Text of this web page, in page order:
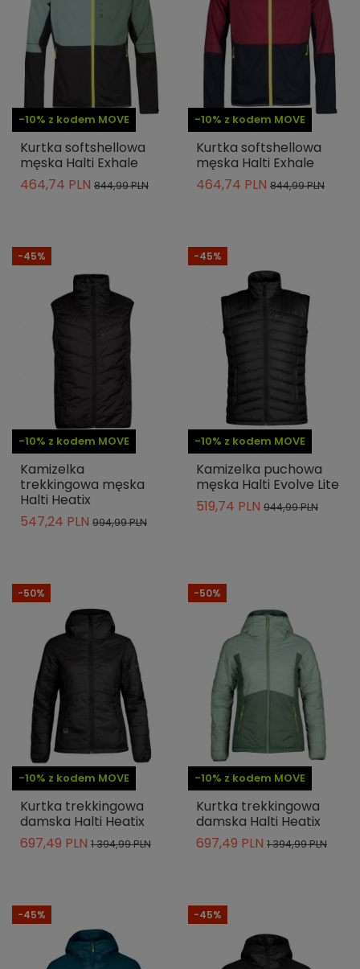
-10% z kodem MOVE
Kurtka softshellowa
męska Halti Exhale
464,74 PLN 844,99 PLN
-10% z kodem MOVE
Kurtka softshellowa
męska Halti Exhale
464,74 PLN 844,99 PLN
-10% z kodem MOVE
-45%
Kamizelka
trekkingowa męska
Halti Heatix
547,24 PLN 994,99 PLN
-10% z kodem MOVE
-45%
Kamizelka puchowa
męska Halti Evolve Lite
519,74 PLN 944,99 PLN
-10% z kodem MOVE
-50%
Kurtka trekkingowa
damska Halti Heatix
697,49 PLN 1 394,99 PLN
-10% z kodem MOVE
-50%
Kurtka trekkingowa
damska Halti Heatix
697,49 PLN 1 394,99 PLN
-45% -45%